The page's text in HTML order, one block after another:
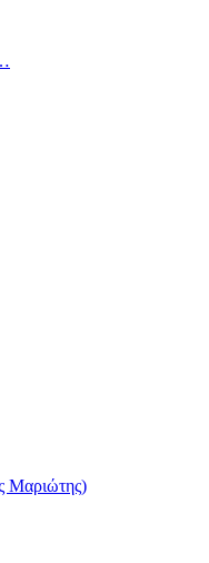
Μαριώτης)